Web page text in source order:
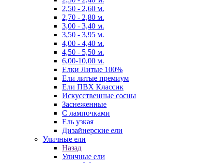
2,50 - 2,60 м.
2,70 - 2,80 м.
3,00 - 3,40 м.
3,50 - 3,95 м.
4,00 - 4,40 м.
4,50 - 5,50 м.
6,00-10,00 м.
Елки Литые 100%
Ели литые премиум
Ели ПВХ Классик
Искусственные сосны
Заснеженные
С лампочками
Ель узкая
Дизайнерские ели
Уличные ели
Назад
Уличные ели